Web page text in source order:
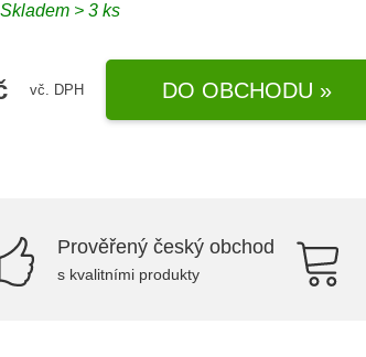
Skladem > 3 ks
vč. DPH DO OBCHODU »
Prověřený český obchod
s kvalitními produkty